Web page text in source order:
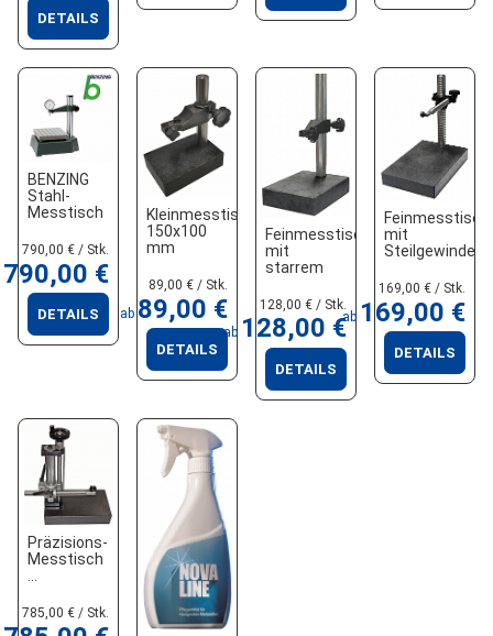
DETAILS
BENZING
Stahl-
Messtisch
790,00 € / Stk.
790,00 €
DETAILS
Kleinmesstisch
150x100
mm
89,00 € / Stk.
ab 89,00 €
DETAILS
Feinmesstisch
mit
starrem
verschiebbarem
Querarm
128,00 € / Stk.
ab 128,00 €
DETAILS
Feinmesstisch
mit
Steilgewinde-
169,00 € / Stk.
ab 169,00 €
DETAILS
Präzisions-
Messtisch
785,00 € / Stk.